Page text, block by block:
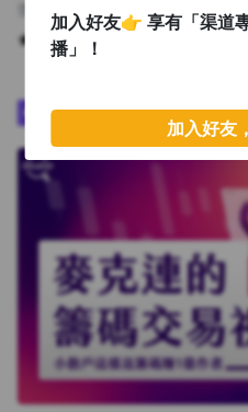
蕾咪 Rami
4.84
6,725
Plus 好評推薦
加入好友👉 享有「渠道
播」！
加入好友